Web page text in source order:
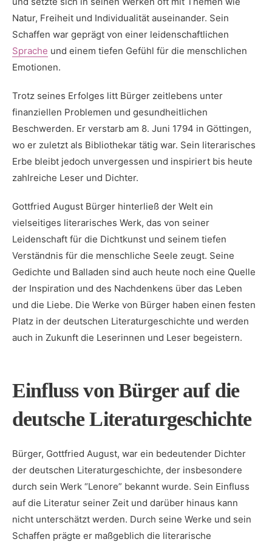
Natur, Freiheit und Individualität auseinander. Sein
Schaffen war geprägt von einer leidenschaftlichen
Sprache und einem tiefen Gefühl für die menschlichen
Emotionen.
Trotz seines Erfolges litt Bürger zeitlebens unter
finanziellen Problemen und gesundheitlichen
Beschwerden.‌ Er⁢ verstarb ​am 8. Juni 1794 in Göttingen,
wo er zuletzt als Bibliothekar tätig war. Sein ⁢literarisches
Erbe bleibt jedoch unvergessen und inspiriert ‍bis heute
zahlreiche Leser und Dichter.
Gottfried ⁢August Bürger hinterließ der Welt ein
vielseitiges literarisches Werk, das von‌ seiner
Leidenschaft für die Dichtkunst‌ und seinem tiefen
Verständnis für die menschliche Seele zeugt. Seine
Gedichte und Balladen sind auch⁣ heute noch eine‌ Quelle ​
der Inspiration und des Nachdenkens über das Leben
und die Liebe. Die Werke von Bürger haben einen ‌festen‌
Platz in ‍der deutschen Literaturgeschichte und werden
auch in⁣ Zukunft die Leserinnen und Leser begeistern.
Einfluss von ⁣Bürger auf die
deutsche Literaturgeschichte
Bürger, Gottfried August, war ein bedeutender Dichter
der deutschen⁣ Literaturgeschichte, der insbesondere
durch‍ sein Werk “Lenore” ⁣bekannt wurde. Sein Einfluss
auf die Literatur ⁤seiner Zeit und ⁣darüber hinaus kann
⁣nicht unterschätzt werden. Durch seine ​Werke und sein
Schaffen prägte er maßgeblich die ‌literarische